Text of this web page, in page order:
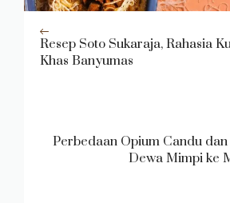
Resep Soto Sukaraja, Rahasia
Khas Banyumas
Perbedaan Opium Candu
Dewa Mimpi ke